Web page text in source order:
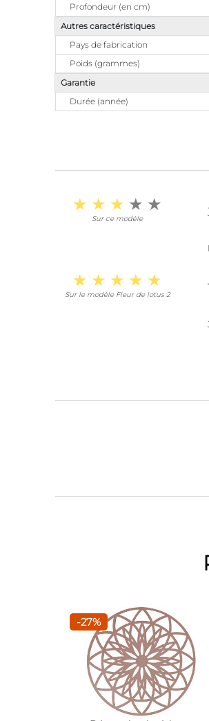
Profondeur (en cm)
Autres caractéristiques
Pays de fabrication
Poids (grammes)
Garantie
Durée (année)
Sur ce modèle
Sur le modèle Fleur de lotus 2
-27%